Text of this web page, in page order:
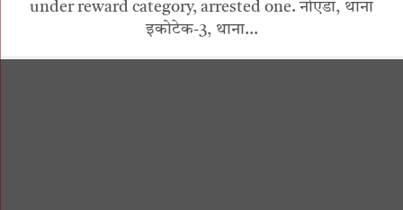
under reward category, arrested one. नोएडा, थाना
इकोटेक-3, थाना…